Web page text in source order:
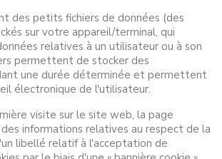
des petits fichiers de données (des
sur votre appareil/terminal, qui
relatives à un utilisateur ou à son
permettent de stocker des
une durée déterminée et permettent
électronique de l'utilisateur.
visite sur le site web, la page
informations relatives au respect de la
libellé relatif à l'acceptation de